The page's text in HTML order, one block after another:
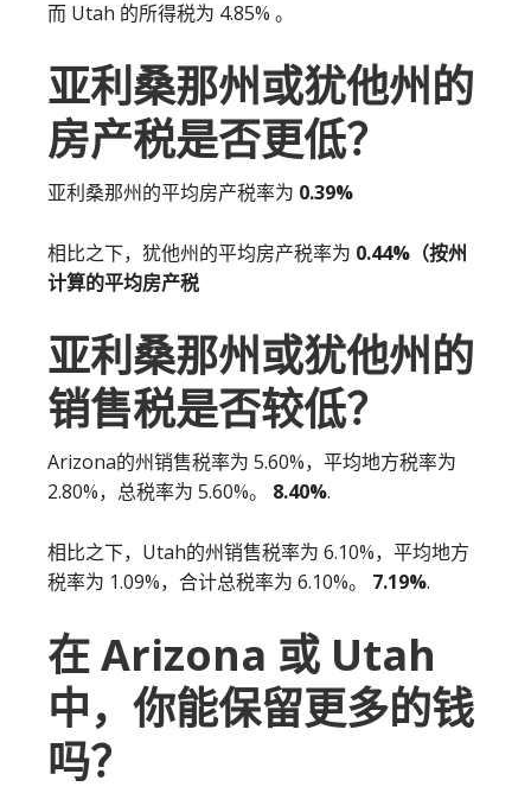
而 Utah 的所得税为 4.85% 。
亚利桑那州或犹他州的
房产税是否更低？
亚利桑那州的平均房产税率为 0.39%
相比之下，犹他州的平均房产税率为 0.44%（按州
计算的平均房产税
亚利桑那州或犹他州的
销售税是否较低？
Arizona的州销售税率为 5.60%，平均地方税率为
2.80%，总税率为 5.60%。 8.40%.
相比之下，Utah的州销售税率为 6.10%，平均地方
税率为 1.09%，合计总税率为 6.10%。 7.19%.
在 Arizona 或 Utah
中，你能保留更多的钱
吗？